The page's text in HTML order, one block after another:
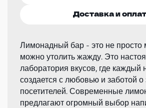
Доставка и
Лимонадный бар - это не просто
можно утолить жажду. Это
лаборатория вкусов, где каждый
создается с любовью и заботой о
посетителей. Современные
предлагают огромный выбор